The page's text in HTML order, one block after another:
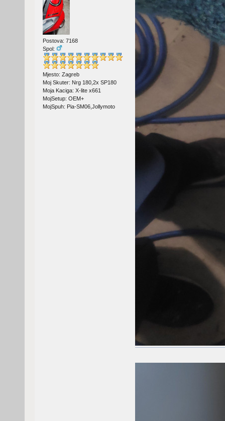
Postova: 7168
Spol:
Mjesto: Zagreb
Moj Skuter: Nrg 180,2x SP180
Moja Kaciga: X-lite x661
MojSetup: OEM+
MojSpuh: Pia-SM06,Jollymoto